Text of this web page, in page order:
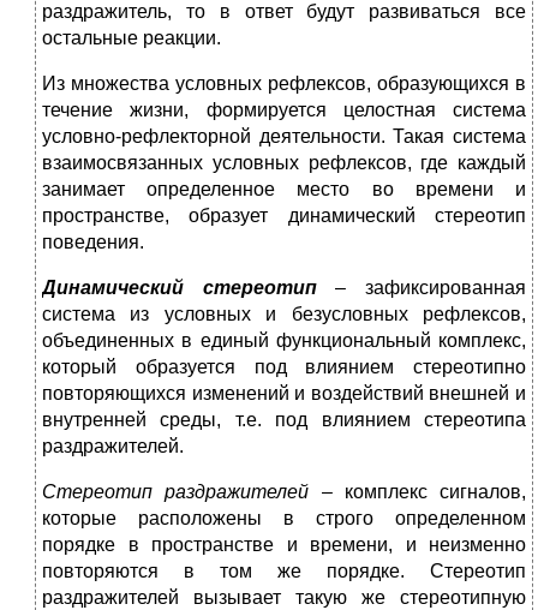
раздражитель, то в ответ будут развиваться все
остальные реакции.
Из множества условных рефлексов, образующихся в
течение жизни, формируется целостная система
условно-рефлекторной деятельности. Такая система
взаимосвязанных условных рефлексов, где каждый
занимает определенное место во времени и
пространстве, образует динамический стереотип
поведения.
Динамический стереотип– зафиксированная
система из условных и безусловных рефлексов,
объединенных в единый функциональный комплекс,
который образуется под влиянием стереотипно
повторяющихся изменений и воздействий внешней и
внутренней среды, т.е. под влиянием стереотипа
раздражителей.
Стереотип раздражителей
– комплекс сигналов,
которые расположены в строго определенном
порядке в пространстве и времени, и неизменно
повторяются в том же порядке. Стереотип
раздражителей вызывает такую же стереотипную